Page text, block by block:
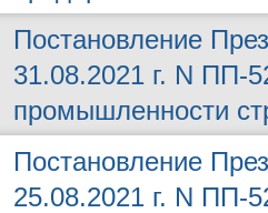
Постановление
31.08.2021 г. N ПП-
промышленности
Постановление
25.08.2021 г. N ПП-